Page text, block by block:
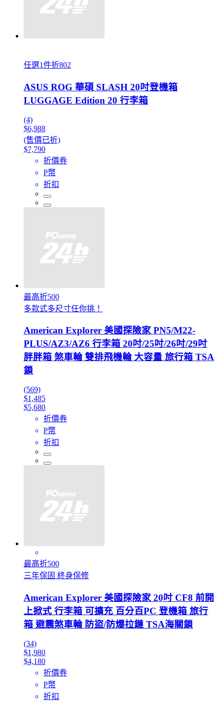
任選1件折802
ASUS ROG 華碩 SLASH 20吋登機箱
LUGGAGE Edition 20 行李箱
(4)
$6,988
(售價已折)
$7,790
折價券
P幣
折扣
最高折500
多款式多尺寸任你挑！
American Explorer 美國探險家 PN5/M22-
PLUS/AZ3/AZ6 行李箱 20吋/25吋/26吋/29吋
胖胖箱 煞車輪 雙排飛機輪 大容量 旅行箱 TSA
鎖
(569)
$1,485
$5,680
折價券
P幣
折扣
最高折500
三年保固 終身保修
American Explorer 美國探險家 20吋 CF8 前開
上掀式 行李箱 可擴充 百分百PC 登機箱 旅行
箱 避震煞車輪 防盜/防爆拉鏈 TSA海關鎖
(34)
$1,980
$4,180
折價券
P幣
折扣